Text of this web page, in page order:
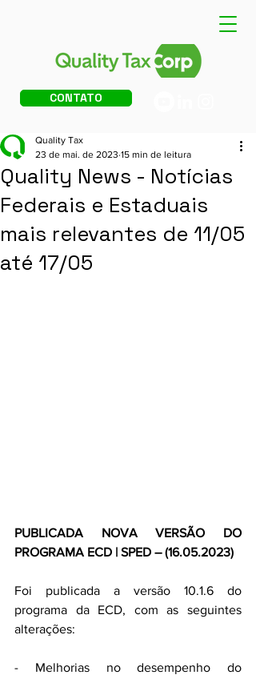
CONTATO
Quality News - Notícias
Federais e Estaduais
mais relevantes de 11/05
até 17/05
Quality Tax
23 de mai. de 2023 15 min de leitura
PUBLICADA NOVA VERSÃO DO
PROGRAMA ECD | SPED – (16.05.2023)
Foi publicada a versão 10.1.6 do
programa da ECD, com as seguintes
alterações:
- Melhorias no desempenho do